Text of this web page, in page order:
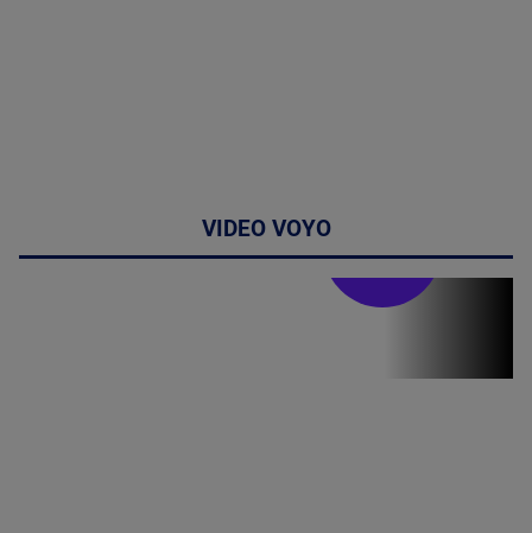
VIDEO VOYO